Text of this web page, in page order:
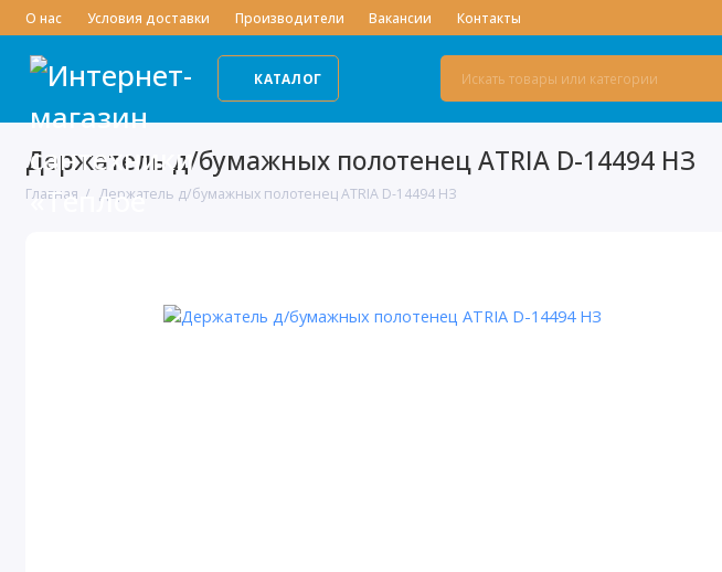
О нас Условия доставки Производители Вакансии Контакты
КАТАЛОГ
Держатель д/бумажных полотенец ATRIA D-14494 НЗ
Главная Держатель д/бумажных полотенец ATRIA D-14494 НЗ